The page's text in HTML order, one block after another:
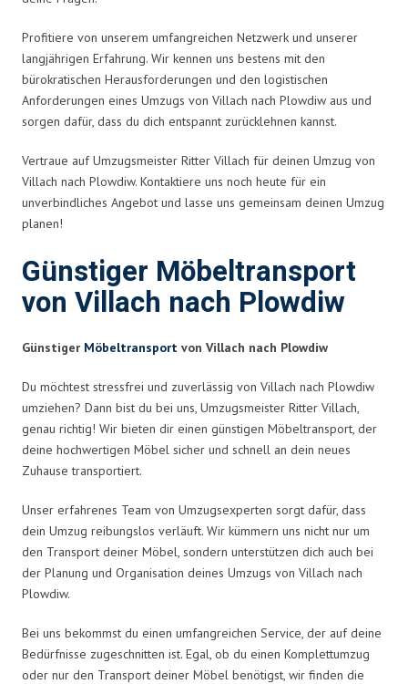
Profitiere von unserem umfangreichen Netzwerk und unserer
langjährigen Erfahrung. Wir kennen uns bestens mit den
bürokratischen Herausforderungen und den logistischen
Anforderungen eines Umzugs von Villach nach Plowdiw aus und
sorgen dafür, dass du dich entspannt zurücklehnen kannst.
Vertraue auf Umzugsmeister Ritter Villach für deinen Umzug von
Villach nach Plowdiw. Kontaktiere uns noch heute für ein
unverbindliches Angebot und lasse uns gemeinsam deinen Umzug
planen!
Günstiger Möbeltransport
von Villach nach Plowdiw
Günstiger Möbeltransport von Villach nach Plowdiw
Du möchtest stressfrei und zuverlässig von Villach nach Plowdiw
umziehen? Dann bist du bei uns, Umzugsmeister Ritter Villach,
genau richtig! Wir bieten dir einen günstigen Möbeltransport, der
deine hochwertigen Möbel sicher und schnell an dein neues
Zuhause transportiert.
Unser erfahrenes Team von Umzugsexperten sorgt dafür, dass
dein Umzug reibungslos verläuft. Wir kümmern uns nicht nur um
den Transport deiner Möbel, sondern unterstützen dich auch bei
der Planung und Organisation deines Umzugs von Villach nach
Plowdiw.
Bei uns bekommst du einen umfangreichen Service, der auf deine
Bedürfnisse zugeschnitten ist. Egal, ob du einen Komplettumzug
oder nur den Transport deiner Möbel benötigst, wir finden die